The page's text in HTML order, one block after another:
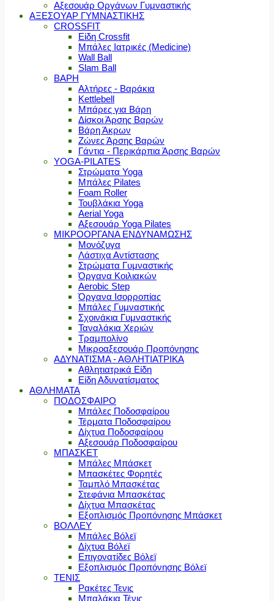
Αξεσουάρ Οργάνων Γυμναστικής
ΑΞΕΣΟΥΑΡ ΓΥΜΝΑΣΤΙΚΗΣ
CROSSFIT
Είδη Crossfit
Μπάλες Ιατρικές (Medicine)
Wall Ball
Slam Ball
ΒΑΡΗ
Αλτήρες - Βαράκια
Kettlebell
Μπάρες για Βάρη
Δίσκοι Άρσης Βαρών
Βάρη Άκρων
Ζώνες Άρσης Βαρών
Γάντια - Περικάρπια Άρσης Βαρών
YOGA-PILATES
Στρώματα Yoga
Μπάλες Pilates
Foam Roller
Τουβλάκια Yoga
Aerial Yoga
Αξεσουάρ Yoga Pilates
ΜΙΚΡΟΟΡΓΑΝΑ ΕΝΔΥΝΑΜΩΣΗΣ
Μονόζυγα
Λάστιχα Αντίστασης
Στρώματα Γυμναστικής
Όργανα Κοιλιακών
Aerobic Step
Όργανα Ισορροπίας
Μπάλες Γυμναστικής
Σχοινάκια Γυμναστικής
Ταναλάκια Χεριών
Τραμπολίνο
Μικροαξεσουάρ Προπόνησης
ΑΔΥΝΑΤΙΣΜΑ - ΑΘΛΗΤΙΑΤΡΙΚΑ
Αθλητιατρικά Είδη
Είδη Αδυνατίσματος
ΑΘΛΗΜΑΤΑ
ΠΟΔΟΣΦΑΙΡΟ
Μπάλες Ποδοσφαίρου
Τέρματα Ποδοσφαίρου
Δίχτυα Ποδοσφαίρου
Αξεσουάρ Ποδοσφαίρου
ΜΠΑΣΚΕΤ
Μπάλες Μπάσκετ
Μπασκέτες Φορητές
Ταμπλό Μπασκέτας
Στεφάνια Μπασκέτας
Δίχτυα Μπασκέτας
Εξοπλισμός Προπόνησης Μπάσκετ
ΒΟΛΛΕΥ
Μπάλες Βόλεϊ
Δίχτυα Βόλεϊ
Επιγονατίδες Βόλεϊ
Εξοπλισμός Προπόνησης Βόλεϊ
ΤΕΝΙΣ
Ρακέτες Τενις
Μπαλάκια Τένις